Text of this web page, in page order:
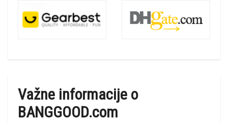
Važne informacije o
BANGGOOD.com